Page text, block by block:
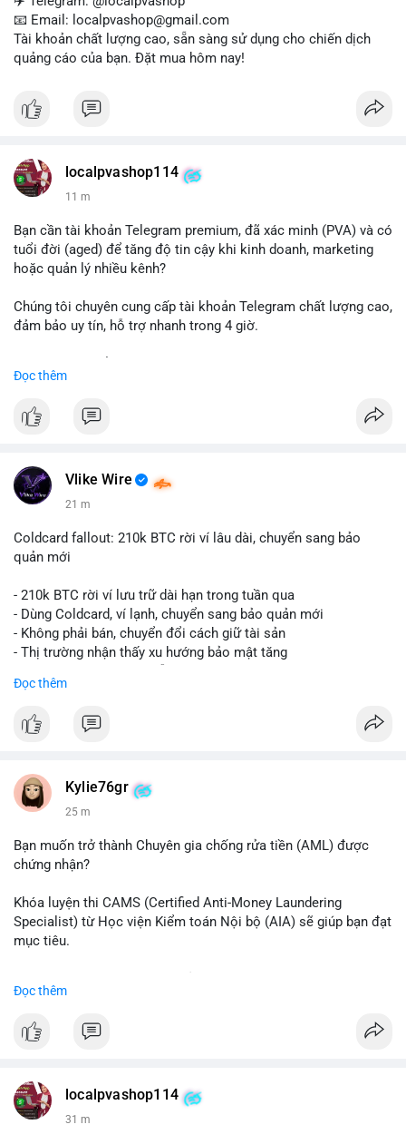
📧 Email: localpvashop@gmail.com
Tài khoản chất lượng cao, sẵn sàng sử dụng cho chiến dịch
quảng cáo của bạn. Đặt mua hôm nay!
localpvashop114
11 m
Bạn cần tài khoản Telegram premium, đã xác minh (PVA) và có
tuổi đời (aged) để tăng độ tin cậy khi kinh doanh, marketing
hoặc quản lý nhiều kênh?
Chúng tôi chuyên cung cấp tài khoản Telegram chất lượng cao,
đảm bảo uy tín, hỗ trợ nhanh trong 4 giờ.
📞 WhatsApp: +1 660 215-8938
📧 Email: localpvashop@gmail.com
premium, PVA, aged với giá tốt nhất!
Đọc thêm
Vlike Wire
21 m
Coldcard fallout: 210k BTC rời ví lâu dài, chuyển sang bảo
quản mới
- 210k BTC rời ví lưu trữ dài hạn trong tuần qua
- Dùng Coldcard, ví lạnh, chuyển sang bảo quản mới
- Không phải bán, chuyển đổi cách giữ tài sản
- Thị trường nhận thấy xu hướng bảo mật tăng
#vlikevn #titanbot
Đọc thêm
Kylie76gr
25 m
Bạn muốn trở thành Chuyên gia chống rửa tiền (AML) được
chứng nhận?
Khóa luyện thi CAMS (Certified Anti-Money Laundering
Specialist) từ Học viện Kiểm toán Nội bộ (AIA) sẽ giúp bạn đạt
mục tiêu.
gồm tài liệu toàn diện, câu hỏi thực hành, bài thi thử sát thực
Đăng ký ngay hôm nay để nâng cao năng lực và mở rộng cơ
Đọc thêm
localpvashop114
31 m